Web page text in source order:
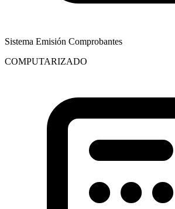
Sistema Emisión Comprobantes
COMPUTARIZADO